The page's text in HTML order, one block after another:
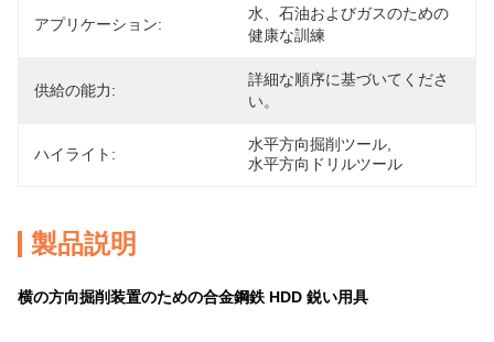
アプリケーション:
水、石油およびガスのための
健康な訓練
供給の能力:
詳細な順序に基づいてくださ
い。
ハイライト:
水平方向掘削ツール
水平方向ドリルツール
製品説明
横の方向掘削装置のための合金鋼鉄 HDD 鋭い用具